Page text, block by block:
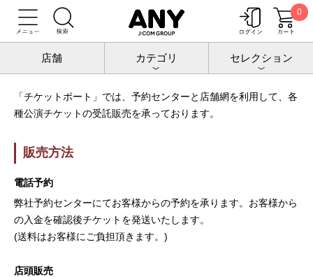
0
店舗 カテゴリ セレクション
トップ チケット受託販売のご案内
チケット受託販売のご案内
「チケットポート」では、予約センターと店舗網を利用して、各
種公演チケットの受託販売を承っております。
販売方法
電話予約
弊社予約センターにてお客様からの予約を承ります。お客様から
の入金を確認後チケットを発送いたします。
(送料はお客様にご負担頂きます。)
店頭販売